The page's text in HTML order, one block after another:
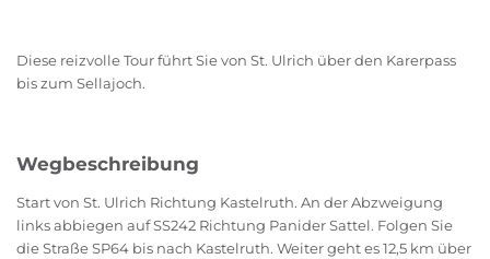
Diese reizvolle Tour führt Sie von St. Ulrich über den Karerpass
bis zum Sellajoch.
Wegbeschreibung
Start von St. Ulrich Richtung Kastelruth. An der Abzweigung
links abbiegen auf SS242 Richtung Panider Sattel. Folgen Sie
die Straße SP64 bis nach Kastelruth. Weiter geht es 12,5 km über